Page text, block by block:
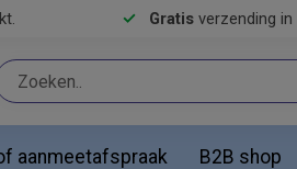
Gratis verzending in
aanmeetafspraak B2B shop